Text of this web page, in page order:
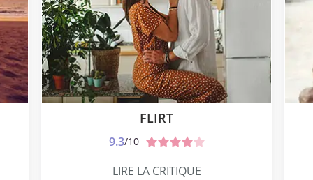
FLIRT
9.3/10
LIRE LA CRITIQUE